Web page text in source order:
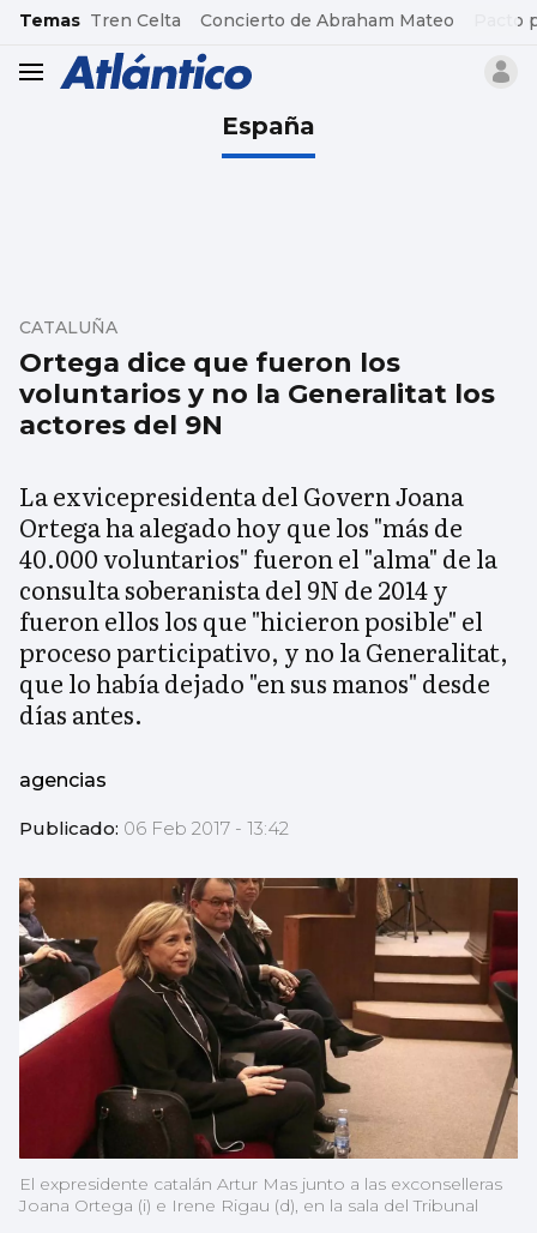
common.go-to-content
Temas Tren Celta Concierto de Abraham Mateo Pacto
header.menu.open
España
Ortega dice que fueron los
voluntarios y no la Generalitat los
actores del 9N
CATALUÑA
La exvicepresidenta del Govern Joana
Ortega ha alegado hoy que los "más de
40.000 voluntarios" fueron el "alma" de la
consulta soberanista del 9N de 2014 y
fueron ellos los que "hicieron posible" el
proceso participativo, y no la Generalitat,
que lo había dejado "en sus manos" desde
días antes.
agencias
Publicado: 06 Feb 2017 - 13:42
El expresidente catalán Artur Mas junto a las exconselleras
Joana Ortega (i) e Irene Rigau (d), en la sala del Tribunal